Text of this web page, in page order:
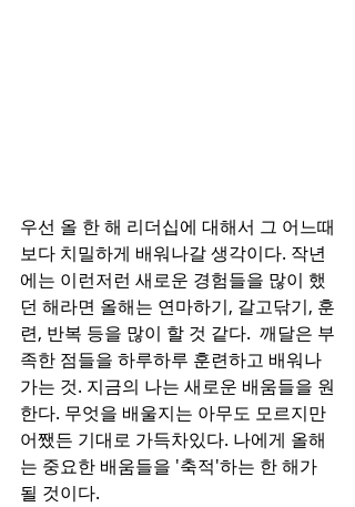
우선 올 한 해 리더십에 대해서 그 어느때
보다 치밀하게 배워나갈 생각이다. 작년
에는 이런저런 새로운 경험들을 많이 했
던 해라면 올해는 연마하기, 갈고닦기, 훈
련, 반복 등을 많이 할 것 같다.  깨달은 부
족한 점들을 하루하루 훈련하고 배워나
가는 것. 지금의 나는 새로운 배움들을 원
한다. 무엇을 배울지는 아무도 모르지만
어쨌든 기대로 가득차있다. 나에게 올해
는 중요한 배움들을 '축적'하는 한 해가
될 것이다.